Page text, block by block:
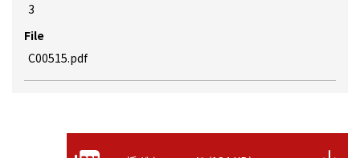
3
File
C00515.pdf